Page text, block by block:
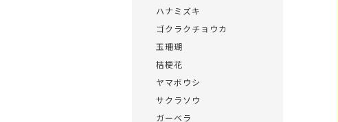
ハナミズキ
ゴクラクチョウカ
玉珊瑚
桔梗花
ヤマボウシ
サクラソウ
ガーベラ